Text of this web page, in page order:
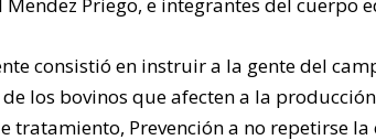
consistió en instruir a la gente del
los bovinos que afecten a la
tratamiento, Prevención a no repetirse